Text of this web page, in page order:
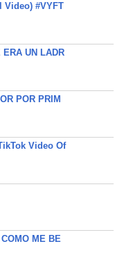
Video) #VYFT
ERA UN LADR
POR PRIM
Video Of
ME BE